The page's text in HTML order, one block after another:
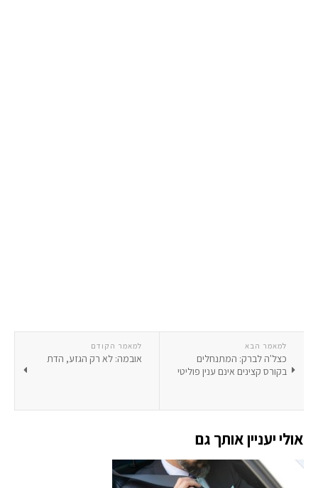
למאמר הקודם
אובמה: לא רק הגזע, הדת
למאמר הבא
כצל'ה לברק: המתנחלים
בקורס קצינים אינם ענין פוליטי
אולי יעניין אותך גם